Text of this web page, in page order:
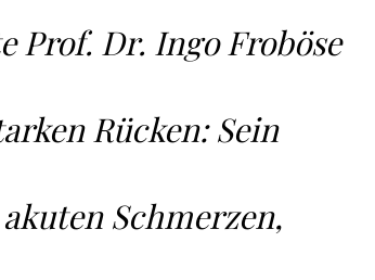
Prof. Dr. Ingo Froböse
Rücken: Sein
Schmerzen,